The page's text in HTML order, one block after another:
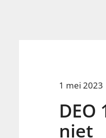
1 mei 2023
DEO
niet